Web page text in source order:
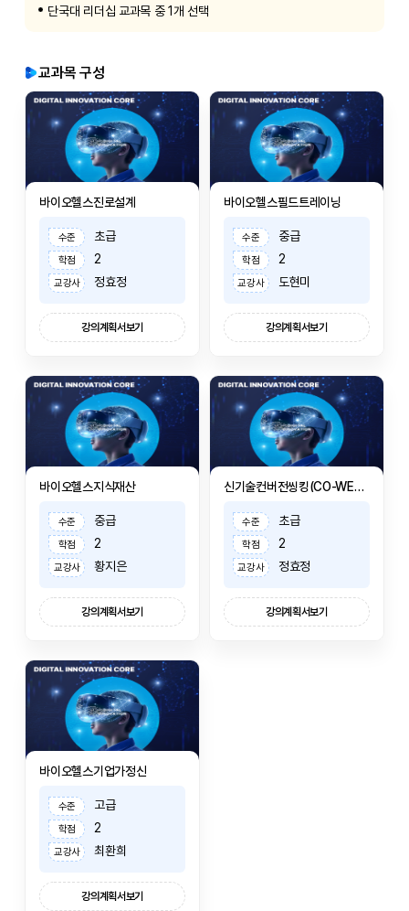
단국대 리더십 교과목 중 1개 선택
교과목 구성
바이오헬스진로설계
수준 초급
학점 2
교강사 정효정
강의계획서보기
바이오헬스필드트레이닝
수준 중급
학점 2
교강사 도현미
강의계획서보기
바이오헬스지식재산
수준 중급
학점 2
교강사 황지은
강의계획서보기
신기술컨버전씽킹(CO-WEEK연계교과)
수준 초급
학점 2
교강사 정효정
강의계획서보기
바이오헬스기업가정신
수준 고급
학점 2
교강사 최환희
강의계획서보기